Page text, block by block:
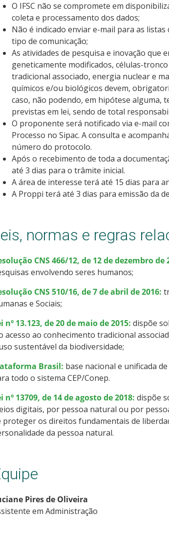
O IFSC não se compromete em
coleta e processamento dos dados;
Não é indicado enviar e-mail para as
tipo de comunicação;
As atividades de pesquisa e inovação que
geneticamente modificados, células-
tradicional associado, energia nuclear e
químicos e/ou biológicos devem,
caso, não podendo, em hipótese alguma,
previstas em lei, sendo de total
O proponente será notificado via e-mail
Processo no Sipac. A consulta e
número do protocolo.
Após o recebimento de toda a
até 3 dias para o trâmite inicial.
A área de interesse terá até 15 dias para
A Proppi terá até 3 dias para emissão da
normas e regras
CNS 466/12, de 12 de dezembro de
envolvendo seres humanos;
CNS 510/16, de 7 de abril de 2016:
e Sociais;
nº 13.123, de 20 de maio de 2015: dispõe
acesso ao conhecimento tradicional
sustentável da biodiversidade;
Brasil: base nacional e unificada
todo o sistema CEP/Conep.
nº 13709, de 14 de agosto de 2018: dispõe
digitais, por pessoa natural ou por
proteger os direitos fundamentais de
da pessoa natural.
Pires de Oliveira
em Administração